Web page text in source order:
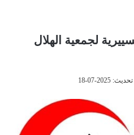
لجمعية الهلال
2025-07-18